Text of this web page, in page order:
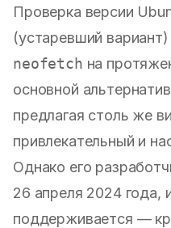
Проверка версии
(устаревший вариант)
neofetch на
основной
предлагая столь же
привлекательный и
Однако его
26 апреля 2024 года,
поддерживается —